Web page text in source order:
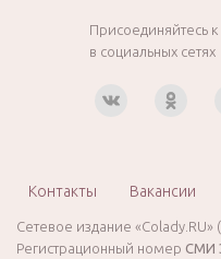
Присоединяйтесь
в социальных сетях
Контакты Вакансии
Сетевое издание «Colady.RU»
Регистрационный номер СМИ